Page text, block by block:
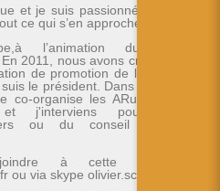
et je suis passionné par les
ce qui s’en approche.
l’animation du blog
2011, nous avons créé avec
de promotion de la réalité
le président. Dans le cadre
co-organise les ARuseCamp
et j'interviens pour des
ou du conseil et de
à cette adresse
ou via skype olivier.schimpf